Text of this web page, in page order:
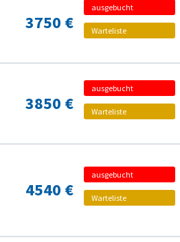
3750 €
ausgebucht
Warteliste
3850 €
ausgebucht
Warteliste
4540 €
ausgebucht
Warteliste